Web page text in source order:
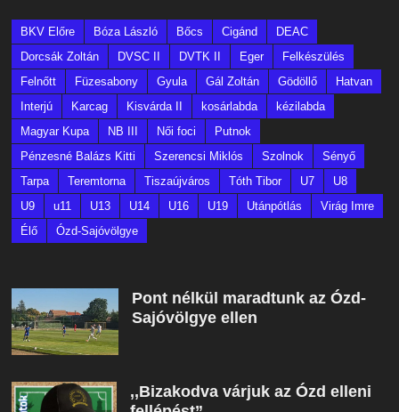
BKV Előre Bóza László Bőcs Cigánd
DEAC
Dorcsák Zoltán
DVSC II DVTK II Eger
Felkészülés
Felnőtt
Füzesabony Gyula Gál Zoltán Gödöllő
Hatvan
Interjú
Karcag Kisvárda II kosárlabda
kézilabda
Magyar Kupa
NB III Női foci
Putnok
Pénzesné Balázs Kitti
Szerencsi Miklós Szolnok
Sényő
Tarpa
Teremtorna Tiszaújváros Tóth Tibor U7
U8
U9
u11 U13 U14 U16 U19 Utánpótlás
Virág Imre
Élő
Ózd-Sajóvölgye
Pont nélkül maradtunk az Ózd-
Sajóvölgye ellen
,,Bizakodva várjuk az Ózd elleni